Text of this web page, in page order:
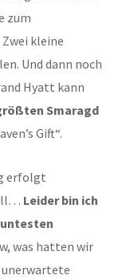
zum
kleine
Und dann noch
Hyatt kann
Smaragd
Gift“.
erfolgt
Leider bin ich
was hatten wir